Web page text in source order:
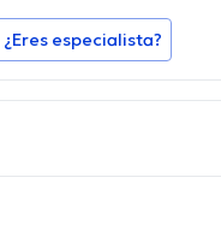
¿Eres especialista?